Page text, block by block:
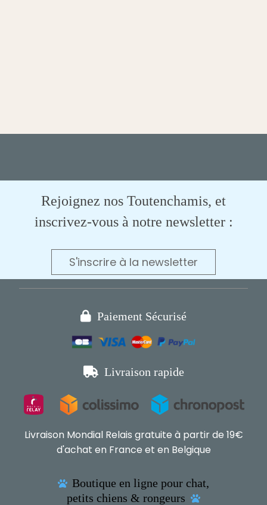
Rejoignez nos Toutenchamis, et
inscrivez-vous à notre newsletter :
S'inscrire à la newsletter
 Paiement Sécurisé
 Livraison rapide
Livraison Mondial Relais gratuite à partir de 19€
d'achat en France et en Belgique
 Boutique en ligne pour chat,
petits chiens & rongeurs
